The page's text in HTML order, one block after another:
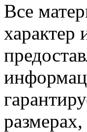
Все
характер
размерах,